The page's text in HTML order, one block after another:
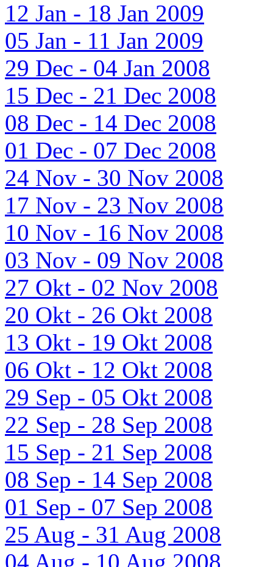
12 Jan - 18 Jan 2009
05 Jan - 11 Jan 2009
29 Dec - 04 Jan 2008
15 Dec - 21 Dec 2008
08 Dec - 14 Dec 2008
01 Dec - 07 Dec 2008
24 Nov - 30 Nov 2008
17 Nov - 23 Nov 2008
10 Nov - 16 Nov 2008
03 Nov - 09 Nov 2008
27 Okt - 02 Nov 2008
20 Okt - 26 Okt 2008
13 Okt - 19 Okt 2008
06 Okt - 12 Okt 2008
29 Sep - 05 Okt 2008
22 Sep - 28 Sep 2008
15 Sep - 21 Sep 2008
08 Sep - 14 Sep 2008
01 Sep - 07 Sep 2008
25 Aug - 31 Aug 2008
04 Aug - 10 Aug 2008